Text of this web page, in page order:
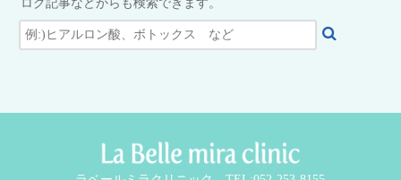
ログ記事などからも検索できます。